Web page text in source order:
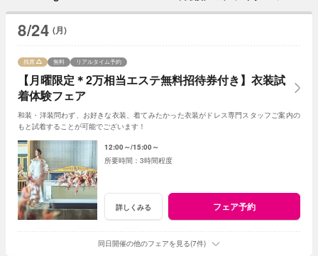
8/24 (月)
【月曜限定＊2万相当エステ無料招待券付き】衣装試
着体験フェア
残席 無料 リアルタイム予約
和装・洋装問わず、お好きな衣装、着てみたかった衣装がドレス専門スタッフご案内の
もと試着することが可能でございます！
12:00～ 15:00～
3時間程度
詳しくみる フェア予約
同日開催の他のフェアを見る(7件)